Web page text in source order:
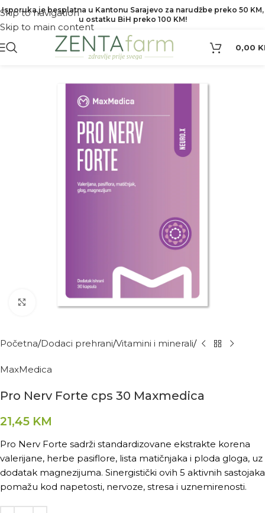
Skip to navigation
Skip to main content
Isporuka je besplatna u Kantonu Sarajevo za narudžbe preko 50 KM,
u ostatku BiH preko 100 KM!
0,00
Početna Dodaci prehrani Vitamini i minerali
MaxMedica
Pro Nerv Forte cps 30 Maxmedica
21,45 KM
Pro Nerv Forte sadrži standardizovane ekstrakte korena
valerijane, herbe pasiflore, lista matičnjaka i ploda gloga, uz
dodatak magnezijuma. Sinergistički ovih 5 aktivnih sastojaka
pomažu kod napetosti, nervoze, stresa i uznemirenosti.